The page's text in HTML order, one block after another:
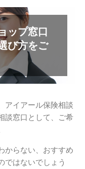
ップ窓口
び方をご
アイアール保険相談
談窓口として、ご希
からない、おすすめ
ではないでしょう